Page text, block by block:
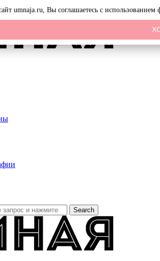
Search
umnaja.ru, Вы соглашаетесь с использованием